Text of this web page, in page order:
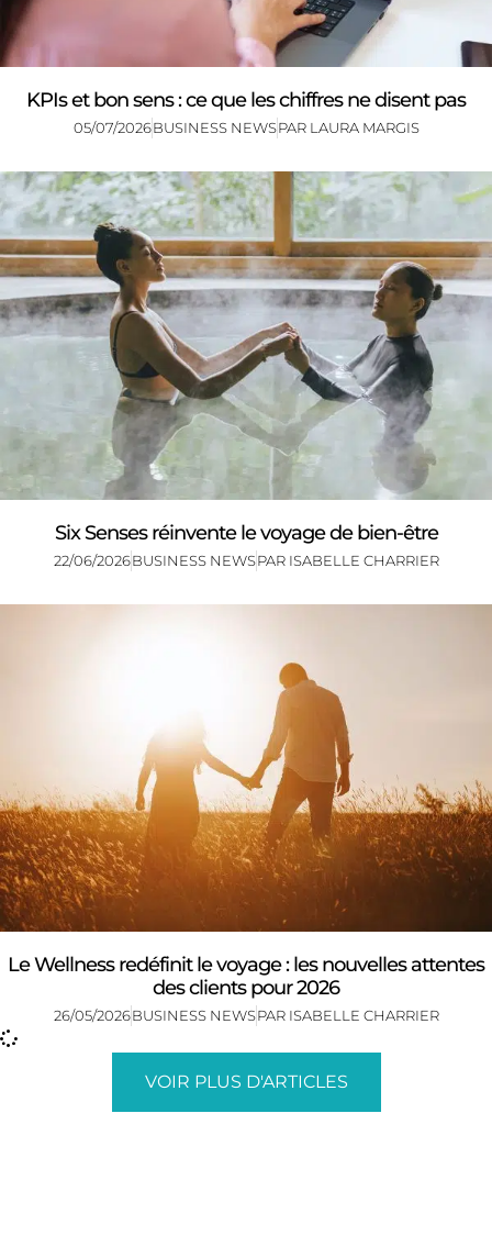
KPIs et bon sens : ce que les chiffres ne disent pas
05/07/2026BUSINESS NEWSPAR LAURA MARGIS
Six Senses réinvente le voyage de bien-être
22/06/2026BUSINESS NEWSPAR ISABELLE CHARRIER
Le Wellness redéfinit le voyage : les nouvelles attentes
des clients pour 2026
26/05/2026BUSINESS NEWSPAR ISABELLE CHARRIER
VOIR PLUS D'ARTICLES